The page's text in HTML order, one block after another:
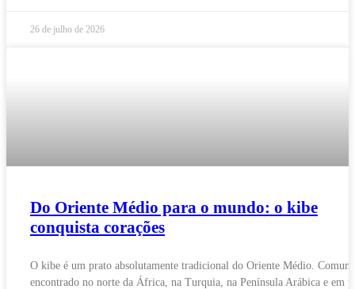
26 de julho de 2026
Do Oriente Médio para o mundo: o kibe
conquista corações
O kibe é um prato absolutamente tradicional do Oriente Médio.
encontrado no norte da África, na Turquia, na Península Arábica e em